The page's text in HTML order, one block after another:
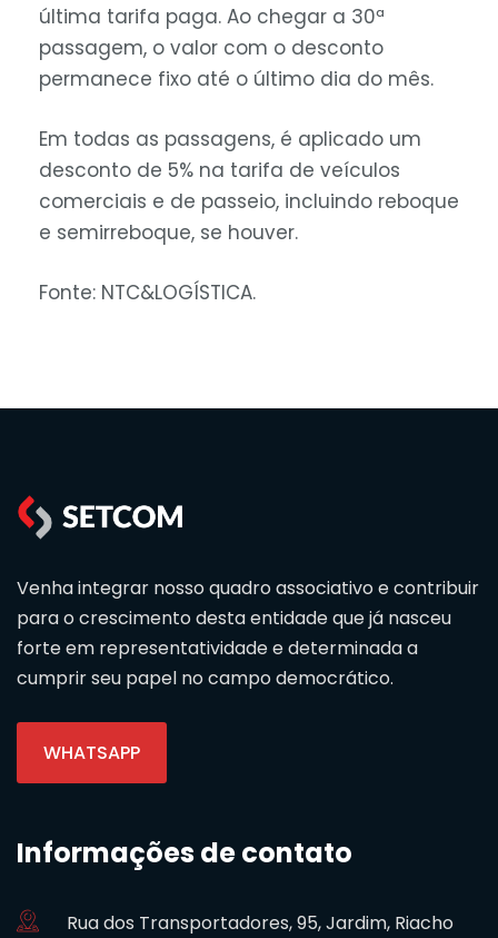
última tarifa paga. Ao chegar a 30ª
passagem, o valor com o desconto
permanece fixo até o último dia do mês.
Em todas as passagens, é aplicado um
desconto de 5% na tarifa de veículos
comerciais e de passeio, incluindo reboque
e semirreboque, se houver.
Fonte: NTC&LOGÍSTICA.
Venha integrar nosso quadro associativo e contribuir
para o crescimento desta entidade que já nasceu
forte em representatividade e determinada a
cumprir seu papel no campo democrático.
WHATSAPP
Informações de contato
Rua dos Transportadores, 95, Jardim, Riacho